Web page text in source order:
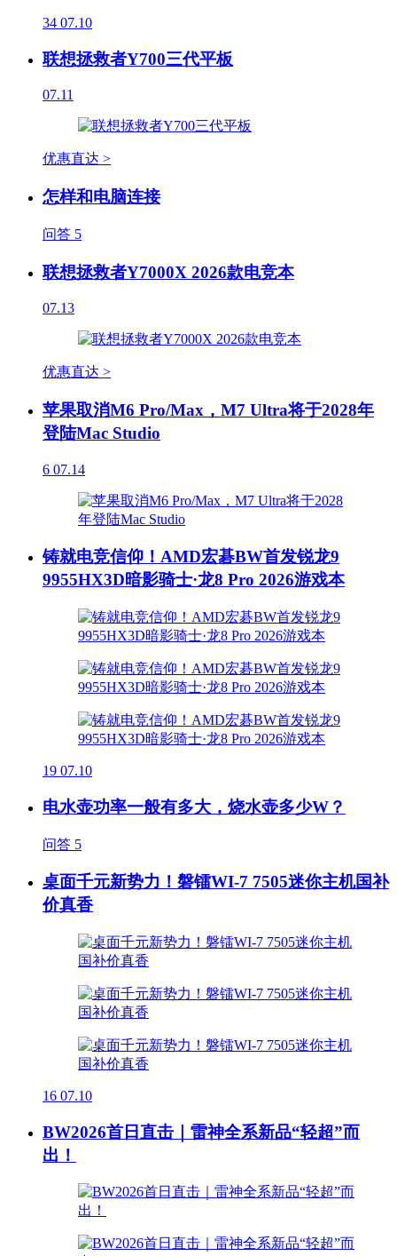
34 07.10
联想拯救者Y700三代平板
07.11
优惠直达 >
怎样和电脑连接
问答 5
联想拯救者Y7000X 2026款电竞本
07.13
优惠直达 >
苹果取消M6 Pro/Max，M7 Ultra将于2028年
登陆Mac Studio
6 07.14
铸就电竞信仰！AMD宏碁BW首发锐龙9
9955HX3D暗影骑士·龙8 Pro 2026游戏本
19 07.10
电水壶功率一般有多大，烧水壶多少W？
问答 5
桌面千元新势力！磐镭WI-7 7505迷你主机国补
价真香
16 07.10
BW2026首日直击｜雷神全系新品“轻超”而
出！